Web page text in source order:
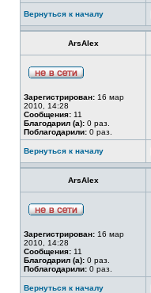
Вернуться к началу
ArsAlex
Зарегистрирован: 16 мар
2010, 14:28
Сообщения: 11
Благодарил (а): 0 раз.
Поблагодарили: 0 раз.
Вернуться к началу
ArsAlex
Зарегистрирован: 16 мар
2010, 14:28
Сообщения: 11
Благодарил (а): 0 раз.
Поблагодарили: 0 раз.
Вернуться к началу